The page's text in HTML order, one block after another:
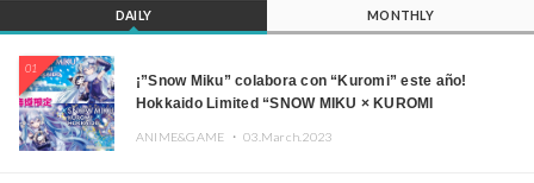
DAILY MONTHLY
01
¡”Snow Miku” colabora con “Kuromi” este año!
Hokkaido Limited “SNOW MIKU × KUROMI
ANIME&GAME ・03.March.2023